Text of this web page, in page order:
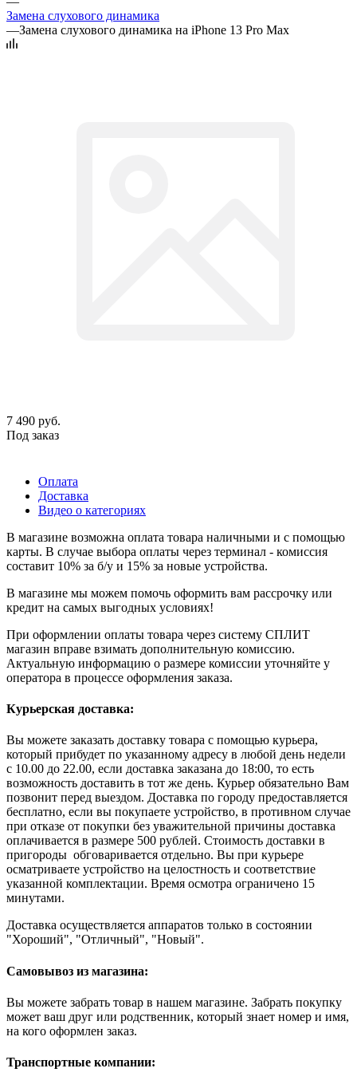
Замена слухового динамика
—Замена слухового динамика на iPhone 13 Pro Max
7 490 руб.
Под заказ
Оплата
Доставка
Видео о категориях
В магазине возможна оплата товара наличными и с помощью
карты. В случае выбора оплаты через терминал - комиссия
составит 10% за б/у и 15% за новые устройства.
В магазине мы можем помочь оформить вам рассрочку или
кредит на самых выгодных условиях!
При оформлении оплаты товара через систему СПЛИТ
магазин вправе взимать дополнительную комиссию.
Актуальную информацию о размере комиссии уточняйте у
оператора в процессе оформления заказа.
Курьерская доставка:
Вы можете заказать доставку товара с помощью курьера,
который прибудет по указанному адресу в любой день недели
с 10.00 до 22.00, если доставка заказана до 18:00, то есть
возможность доставить в тот же день. Курьер обязательно Вам
позвонит перед выездом. Доставка по городу предоставляется
бесплатно, если вы покупаете устройство, в противном случае
при отказе от покупки без уважительной причины доставка
оплачивается в размере 500 рублей. Стоимость доставки в
пригороды обговаривается отдельно. Вы при курьере
осматриваете устройство на целостность и соответствие
указанной комплектации. Время осмотра ограничено 15
минутами.
Доставка осуществляется аппаратов только в состоянии
"Хороший", "Отличный", "Новый".
Самовывоз из магазина:
Вы можете забрать товар в нашем магазине. Забрать покупку
может ваш друг или родственник, который знает номер и имя,
на кого оформлен заказ.
Транспортные компании: